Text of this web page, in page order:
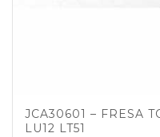
JCA30601 – FRESA
LU12 LT51